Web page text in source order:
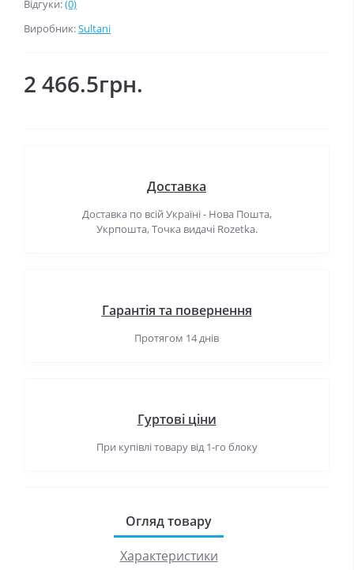
Відгуки:(0)
Виробник:Sultani
2 466.5грн.
Доставка
Доставка по всій Україні - Нова Пошта,
Укрпошта, Точка видачі Rozetka.
Гарантія та повернення
Протягом 14 днів
Гуртові ціни
При купівлі товару від 1-го блоку
Огляд товару
Характеристики